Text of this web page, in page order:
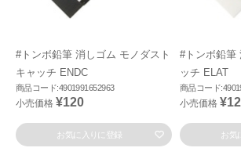
#トンボ鉛筆 消しゴム モノダスト
キャッチ ENDC
商品コード:4901991652963
小売価格 ¥120
お気に入りに登録
#トンボ鉛筆
ッチ ELAT
商品コード
小売価格
お気